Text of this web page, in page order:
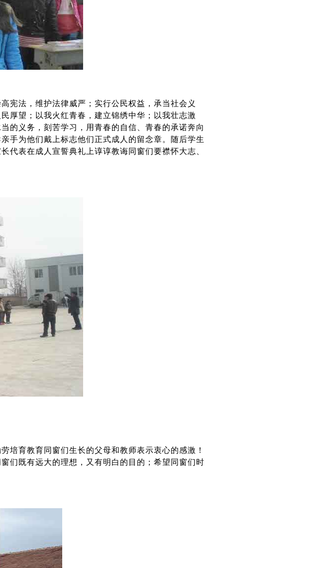
宪法，维护法律威严；实行公民权益，承当社会义
厚望；以我火红青春，建立锦绣中华；以我壮志激
的义务，刻苦学习，用青春的自信、青春的承诺奔向
手为他们戴上标志他们正式成人的留念章。随后学生
代表在成人宣誓典礼上谆谆教诲同窗们要襟怀大志、
培育教育同窗们生长的父母和教师表示衷心的感激！
们既有远大的理想，又有明白的目的；希望同窗们时